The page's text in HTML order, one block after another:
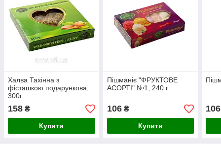
Халва Тахінна з
фісташкою подарункова,
300г
158 ₴
Купити
Пішманіє "ФРУКТОВЕ
АСОРТІ" №1, 240 г
106₴
Купити
106